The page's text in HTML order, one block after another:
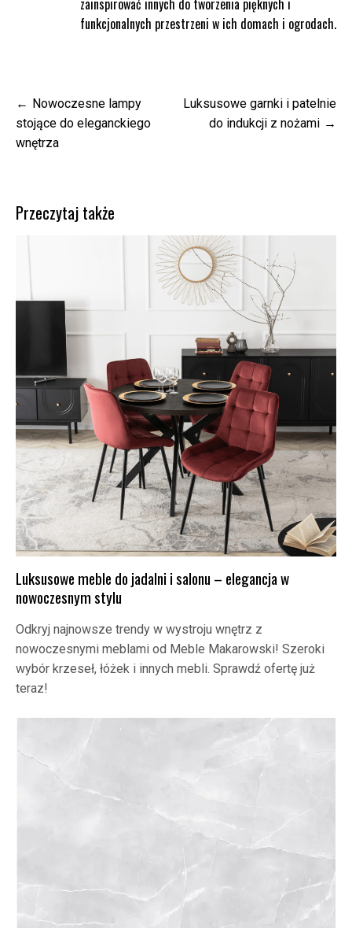
zainspirować innych do tworzenia pięknych i
funkcjonalnych przestrzeni w ich domach i ogrodach.
Nawigacja
wpisu
Nowoczesne lampy
stojące do eleganckiego
wnętrza
Luksusowe garnki i patelnie
do indukcji z nożami
Przeczytaj także
Luksusowe meble do jadalni i salonu – elegancja w
nowoczesnym stylu
Odkryj najnowsze trendy w wystroju wnętrz z
nowoczesnymi meblami od Meble Makarowski! Szeroki
wybór krzeseł, łóżek i innych mebli. Sprawdź ofertę już
teraz!